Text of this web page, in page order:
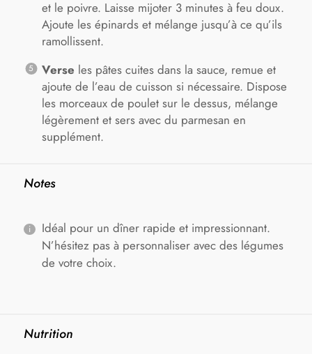
et le poivre. Laisse mijoter 3 minutes à feu doux.
Ajoute les épinards et mélange jusqu’à ce qu’ils
ramollissent.
Verse les pâtes cuites dans la sauce, remue et
ajoute de l’eau de cuisson si nécessaire. Dispose
les morceaux de poulet sur le dessus, mélange
légèrement et sers avec du parmesan en
supplément.
Notes
Idéal pour un dîner rapide et impressionnant.
N’hésitez pas à personnaliser avec des légumes
de votre choix.
Nutrition